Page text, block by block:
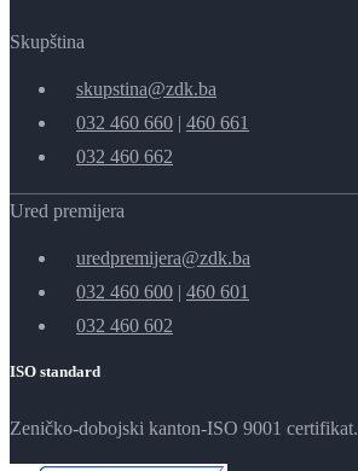
Skupština
skupstina@zdk.ba
032 460 660 | 460 661
032 460 662
Ured premijera
uredpremijera@zdk.ba
032 460 600 | 460 601
032 460 602
ISO standard
Zeničko-dobojski kanton-ISO 9001 certifikat.